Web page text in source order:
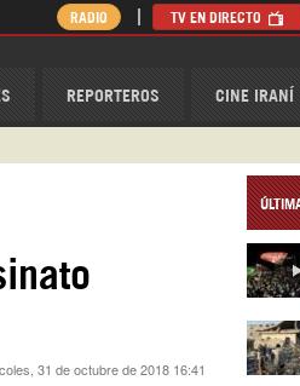
REPORTEROS CINE IRANÍ
RADIO TV EN DIRECTO
31 de octubre de 2018 16:41